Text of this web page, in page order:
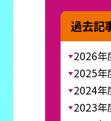
過去記
2026年
2025年
2024年
2023年